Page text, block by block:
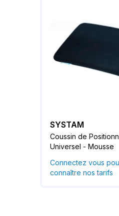
SYSTAM
Coussin de
Universel - Mousse
Connectez vous
connaître nos tarifs